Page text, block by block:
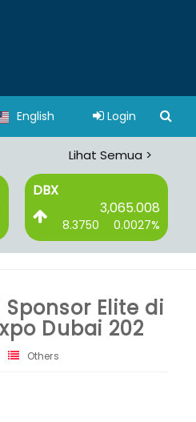
English Login
Lihat Semua >
DBX
3,065.008
8.3750 0.0027%
Elite di
Dubai 202
Others